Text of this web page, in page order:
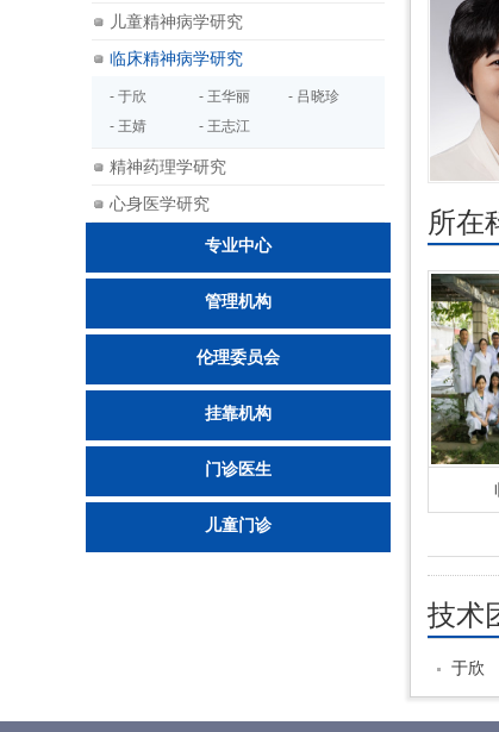
所在
技术
于欣
儿童精神病学研究
临床精神病学研究
- 于欣 - 王华丽
- 吕晓珍
- 王婧
- 王志江
精神药理学研究
心身医学研究
专业中心
管理机构
伦理委员会
挂靠机构
门诊医生
儿童门诊